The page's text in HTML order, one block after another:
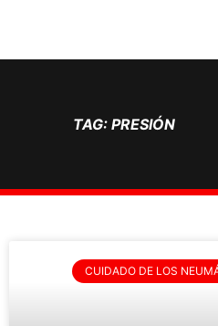
contenido
TAG: PRESIÓN
CUIDADO DE LOS